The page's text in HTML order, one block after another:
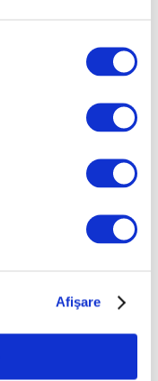
Afişare